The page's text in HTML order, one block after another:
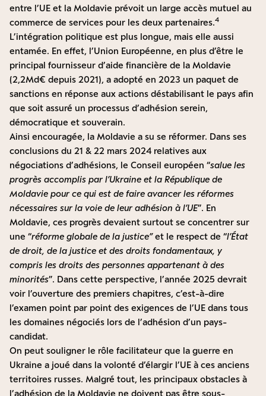
entre l’UE et la Moldavie prévoit un large accès mutuel au
commerce de services pour les deux partenaires.4
L’intégration politique est plus longue, mais elle aussi
entamée. En effet, l’Union Européenne, en plus d’être le
principal fournisseur d’aide financière de la Moldavie
(2,2Md€ depuis 2021), a adopté en 2023 un paquet de
sanctions en réponse aux actions déstabilisant le pays afin
que soit assuré un processus d’adhésion serein,
démocratique et souverain.
Ainsi encouragée, la Moldavie a su se réformer. Dans ses
conclusions du 21 & 22 mars 2024 relatives aux
négociations d’adhésions, le Conseil européen “salue les
progrès accomplis par l’Ukraine et la République de
Moldavie pour ce qui est de faire avancer les réformes
nécessaires sur la voie de leur adhésion à l’UE”. En
Moldavie, ces progrès devaient surtout se concentrer sur
une “réforme globale de la justice”et le respect de “l’État
de droit, de la justice et des droits fondamentaux, y
compris les droits des personnes appartenant à des
minorités”. Dans cette perspective, l’année 2025 devrait
voir l’ouverture des premiers chapitres, c’est-à-dire
l’examen point par point des exigences de l’UE dans tous
les domaines négociés lors de l’adhésion d’un pays-
candidat.
On peut souligner le rôle facilitateur que la guerre en
Ukraine a joué dans la volonté d’élargir l’UE à ces anciens
territoires russes. Malgré tout, les principaux obstacles à
l’adhésion de la Moldavie ne doivent pas être sous-